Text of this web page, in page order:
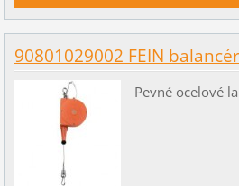
90801029002 FEIN
Pevné ocelové